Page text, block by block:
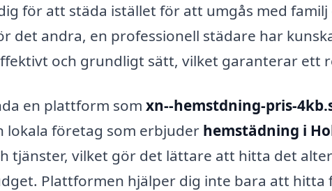
för att städa istället för att umgås med
det andra, en professionell städare har
och grundligt sätt, vilket garanterar ett
en plattform som xn--hemstdning-pris-
lokala företag som erbjuder hemstädning i
tjänster, vilket gör det lättare att hitta det
Plattformen hjälper dig inte bara att